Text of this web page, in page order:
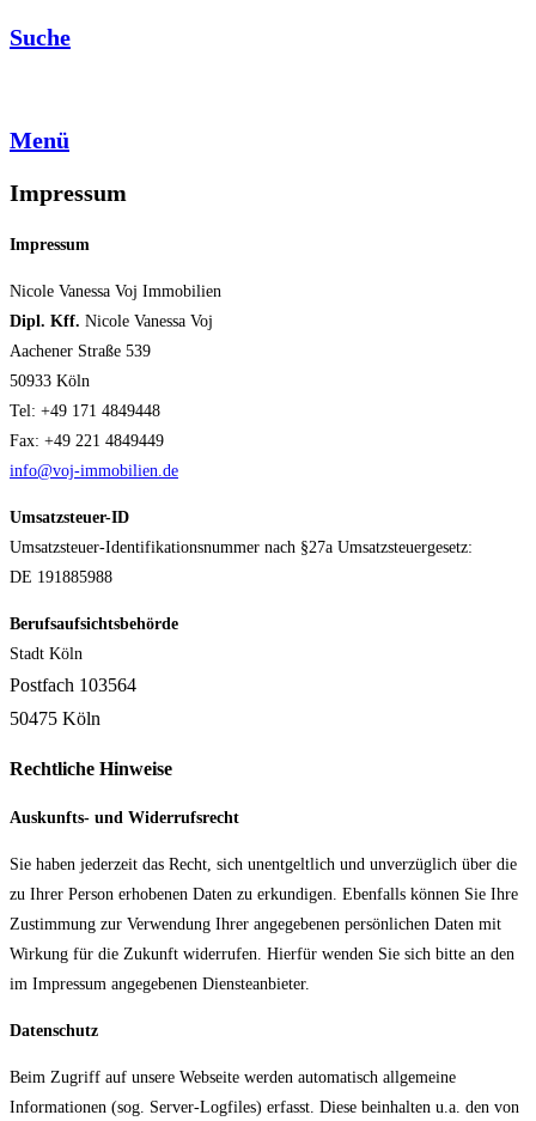
Suche
Menü
Impressum
Impressum
Nicole Vanessa Voj Immobilien
Dipl. Kff. Nicole Vanessa Voj
Aachener Straße 539
50933 Köln
Tel: +49 171 4849448
Fax: +49 221 4849449
info@voj-immobilien.de
Umsatzsteuer-ID
Umsatzsteuer-Identifikationsnummer nach §27a Umsatzsteuergesetz:
DE 191885988
Berufsaufsichtsbehörde
Stadt Köln
Postfach 103564
50475 Köln
Rechtliche Hinweise
Auskunfts- und Widerrufsrecht
Sie haben jederzeit das Recht, sich unentgeltlich und unverzüglich über die
zu Ihrer Person erhobenen Daten zu erkundigen. Ebenfalls können Sie Ihre
Zustimmung zur Verwendung Ihrer angegebenen persönlichen Daten mit
Wirkung für die Zukunft widerrufen. Hierfür wenden Sie sich bitte an den
im Impressum angegebenen Diensteanbieter.
Datenschutz
Beim Zugriff auf unsere Webseite werden automatisch allgemeine
Informationen (sog. Server-Logfiles) erfasst. Diese beinhalten u.a. den von